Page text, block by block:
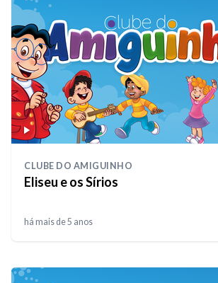
CLUBE DO AMIGUINHO
Eliseu e os Sírios
há mais de 5 anos